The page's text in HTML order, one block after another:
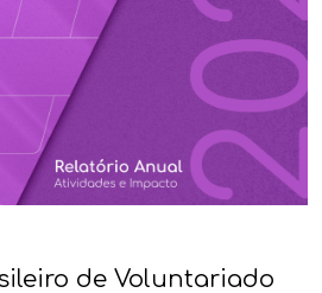
de Voluntariado